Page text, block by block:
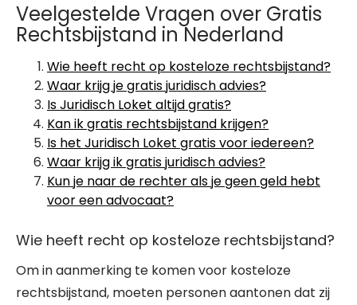
Veelgestelde Vragen over Gratis
Rechtsbijstand in Nederland
Wie heeft recht op kosteloze rechtsbijstand?
Waar krijg je gratis juridisch advies?
Is Juridisch Loket altijd gratis?
Kan ik gratis rechtsbijstand krijgen?
Is het Juridisch Loket gratis voor iedereen?
Waar krijg ik gratis juridisch advies?
Kun je naar de rechter als je geen geld hebt
voor een advocaat?
Wie heeft recht op kosteloze rechtsbijstand?
Om in aanmerking te komen voor kosteloze
rechtsbijstand, moeten personen aantonen dat zij